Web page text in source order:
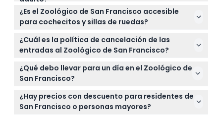
Los niños de 0 a 11 años deben ir acompañados de
un adulto que haya pagado, y los niños menores de
2 años entran gratis.
¿Es el Zoológico de San Francisco accesible
para cochecitos y sillas de ruedas?
Sí, el zoológico es accesible para cochecitos y sillas
de ruedas para garantizar que todos puedan
disfrutar cómodamente de la visita.
¿Cuál es la política de cancelación de las
entradas al Zoológico de San Francisco?
Las entradas no son reembolsables y no se pueden
cancelar, así que asegúrese de elegir la fecha y
¿Qué debo llevar para un día en el Zoológico de
San Francisco?
Lleve zapatos cómodos para caminar, protector
solar, agua y una cámara para capturar sus
animales favoritos y vistas panorámicas.
¿Hay precios con descuento para residentes de
San Francisco o personas mayores?